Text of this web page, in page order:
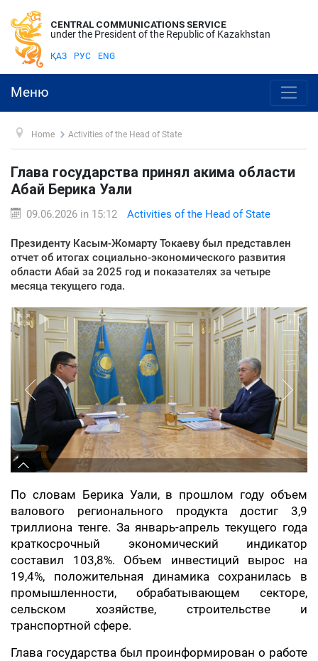
CENTRAL COMMUNICATIONS SERVICE
under the President of the Republic of Kazakhstan
ҚАЗ РУС ENG
Меню
Home Activities of the Head of State
Глава государства принял акима области
Абай Берика Уали
09.06.2026 in 15:12 Activities of the Head of State
Президенту Касым-Жомарту Токаеву был представлен
отчет об итогах социально-экономического развития
области Абай за 2025 год и показателях за четыре
месяца текущего года.
По словам Берика Уали, в прошлом году объем
валового регионального продукта достиг 3,9
триллиона тенге. За январь-апрель текущего года
краткосрочный экономический индикатор
составил 103,8%. Объем инвестиций вырос на
19,4%, положительная динамика сохранилась в
промышленности, обрабатывающем секторе,
сельском хозяйстве, строительстве и
транспортной сфере.
Глава государства был проинформирован о работе